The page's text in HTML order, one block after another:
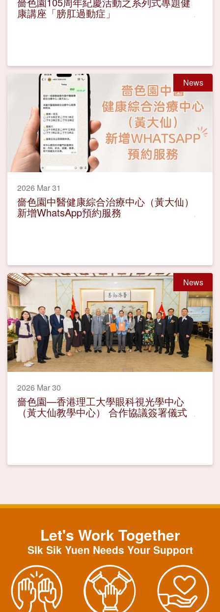
康講座「膀肛過動症」
News
2026 Mar 31
嗇色園中醫健康綜合治療中心（黃大仙）
新增WhatsApp預約服務
News
2026 Mar 30
嗇色園—香港理工大學眼科視光學中心
（黃大仙教學中心） 合作協議簽署儀式
Let's Work Together
SIk Sik Yuen Needs Your Support